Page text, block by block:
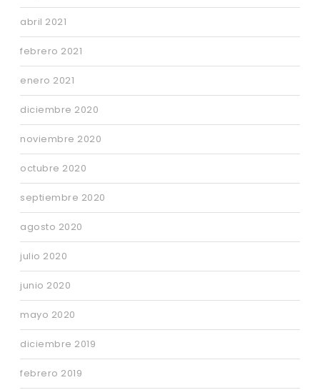
abril 2021
febrero 2021
enero 2021
diciembre 2020
noviembre 2020
octubre 2020
septiembre 2020
agosto 2020
julio 2020
junio 2020
mayo 2020
diciembre 2019
febrero 2019